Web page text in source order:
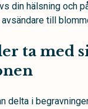
din hälsning och
till
ta med
delta i